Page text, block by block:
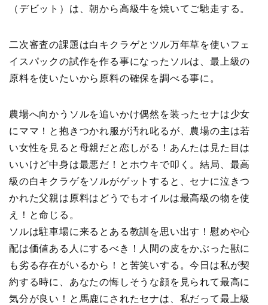
（デビット）は、朝から高級牛を焼いてご馳走する。
二次審査の課題は白キクラゲとツル万年草を使いフェ
イスパックの試作を作る事になったソルは、最上級の
原料を使いたいから原料の確保を調べる事に。
農場へ向かうソルを追いかけ偶然を装ったセナは少女
にママ！と抱きつかれ服が汚れ叱るが、農場の主は若
い女性を見ると母親だと恋しがる！あんたは見た目は
いいけど中身は最悪だ！とホウキで叩く。結局、最高
級の白キクラゲをソルがゲットすると、セナに泣きつ
かれた父親は原料はどうでもオイルは最高級の物を使
え！と命じる。
ソルは駐車場に来るとある教訓を思い出す！慰めや心
配は価値ある人にするべき！人間の皮をかぶった獣に
も劣る存在がいるから！と苦笑いする。今日は私が契
約する時に、あなたの悔しそうな顔を見られて最高に
気分が良い！と馬鹿にされたセナは、私だって最上級